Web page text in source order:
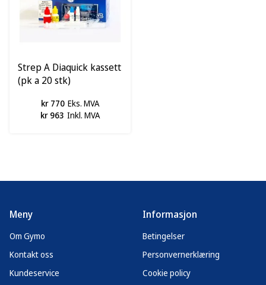
Strep A Diaquick kassett
(pk a 20 stk)
kr 770 Eks. MVA
kr 963 Inkl. MVA
Meny
Om Gymo
Kontakt oss
Kundeservice
Informasjon
Betingelser
Personvernerklæring
Cookie policy